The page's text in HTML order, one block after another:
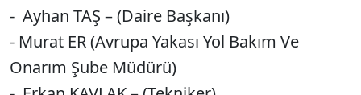
- Ayhan TAŞ – (Daire Başkanı)
- ⁠Murat ER (Avrupa Yakası Yol Bakım Ve
Onarım Şube Müdürü)